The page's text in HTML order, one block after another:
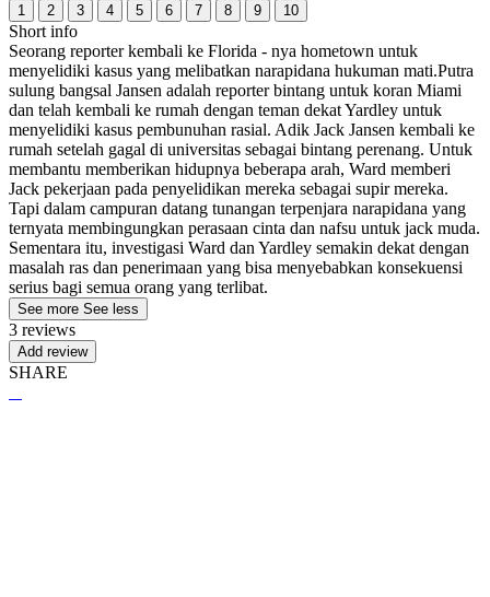
1 2 3 4 5 6 7 8 9 10
Short info
Seorang reporter kembali ke Florida - nya hometown untuk
menyelidiki kasus yang melibatkan narapidana hukuman mati.Putra
sulung bangsal Jansen adalah reporter bintang untuk koran Miami
dan telah kembali ke rumah dengan teman dekat Yardley untuk
menyelidiki kasus pembunuhan rasial. Adik Jack Jansen kembali ke
rumah setelah gagal di universitas sebagai bintang perenang. Untuk
membantu memberikan hidupnya beberapa arah, Ward memberi
Jack pekerjaan pada penyelidikan mereka sebagai supir mereka.
Tapi dalam campuran datang tunangan terpenjara narapidana yang
ternyata membingungkan perasaan cinta dan nafsu untuk jack muda.
Sementara itu, investigasi Ward dan Yardley semakin dekat dengan
masalah ras dan penerimaan yang bisa menyebabkan konsekuensi
serius bagi semua orang yang terlibat.
See more See less
3 reviews
Add review
SHARE